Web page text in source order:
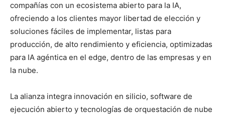
compañías con un ecosistema abierto para la IA,
ofreciendo a los clientes mayor libertad de elección y
soluciones fáciles de implementar, listas para
producción, de alto rendimiento y eficiencia, optimizadas
para IA agéntica en el edge, dentro de las empresas y en
la nube.
La alianza integra innovación en silicio, software de
ejecución abierto y tecnologías de orquestación de nube